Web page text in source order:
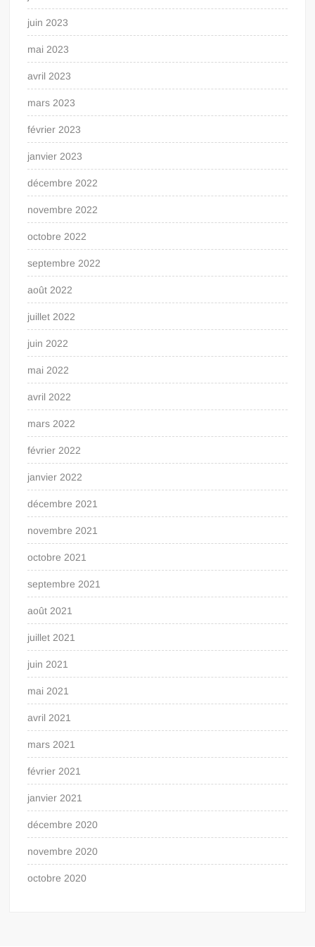
juin 2023
mai 2023
avril 2023
mars 2023
février 2023
janvier 2023
décembre 2022
novembre 2022
octobre 2022
septembre 2022
août 2022
juillet 2022
juin 2022
mai 2022
avril 2022
mars 2022
février 2022
janvier 2022
décembre 2021
novembre 2021
octobre 2021
septembre 2021
août 2021
juillet 2021
juin 2021
mai 2021
avril 2021
mars 2021
février 2021
janvier 2021
décembre 2020
novembre 2020
octobre 2020